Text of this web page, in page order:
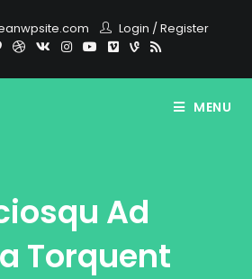
Login /Register
MENU
Ad
Torquent